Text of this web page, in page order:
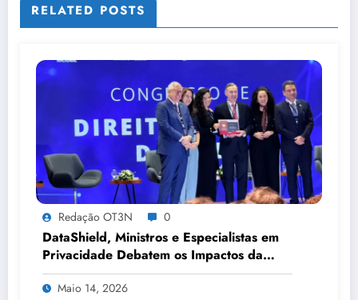
RELATED POSTS
Redação OT3N 0
DataShield, Ministros e Especialistas em
Privacidade Debatem os Impactos da
Tecnologia, IA e Proteção de Dados no
Congresso de Direito Digital da OAB
Maio 14, 2026